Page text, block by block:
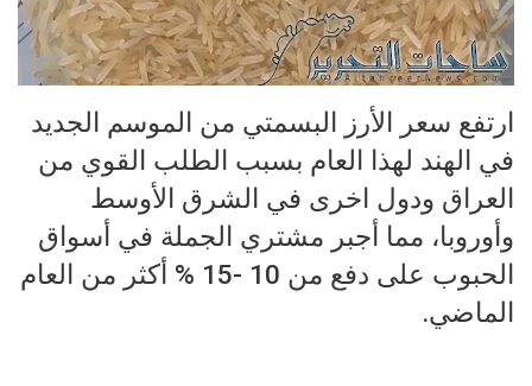
ارتفع سعر الأرز البسمتي من الموسم الجديد
في الهند لهذا العام بسبب الطلب القوي من
العراق ودول اخرى في الشرق الأوسط
وأوروبا، مما أجبر مشتري الجملة في أسواق
الحبوب على دفع من 10 -15 % أكثر من العام
الماضي.